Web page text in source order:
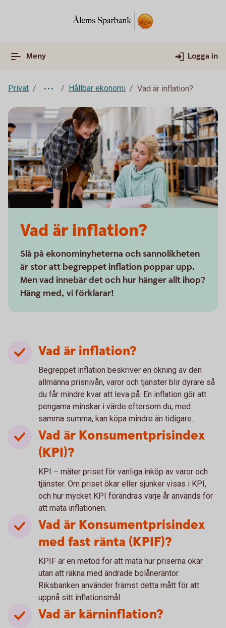
Meny Logga in
Privat Hållbar ekonomi Vad är inflation?
Vad är inflation?
Slå på ekonominyheterna och sannolikheten
är stor att begreppet inflation poppar upp.
Men vad innebär det och hur hänger allt ihop?
Häng med, vi förklarar!
Vad är inflation?
Begreppet inflation beskriver en ökning av den
allmänna prisnivån, varor och tjänster blir dyrare så
du får mindre kvar att leva på. En inflation gör att
pengarna minskar i värde eftersom du, med
samma summa, kan köpa mindre än tidigare.
Vad är Konsumentprisindex
(KPI)?
KPI – mäter priset för vanliga inköp av varor och
tjänster. Om priset ökar eller sjunker visas i KPI,
och hur mycket KPI förändras varje år används för
att mäta inflationen.
Vad är Konsumentprisindex
med fast ränta (KPIF)?
KPIF är en metod för att mäta hur priserna ökar
utan att räkna med ändrade bolåneräntor.
Riksbanken använder främst detta mått för att
uppnå sitt inflationsmål.
Vad är kärninflation?